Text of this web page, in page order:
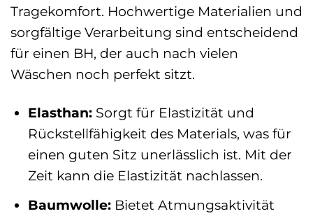
Tragekomfort. Hochwertige Materialien und
sorgfältige Verarbeitung sind entscheidend
für einen BH, der auch nach vielen
Wäschen noch perfekt sitzt.
Elasthan:Sorgt für Elastizität und
Rückstellfähigkeit des Materials, was für
einen guten Sitz unerlässlich ist. Mit der
Zeit kann die Elastizität nachlassen.
Baumwolle:Bietet Atmungsaktivität